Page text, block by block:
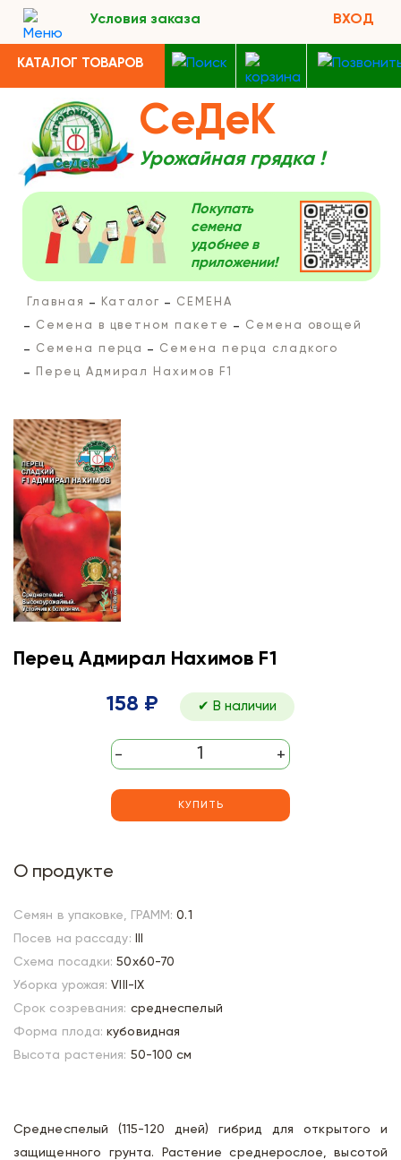
Условия заказа ВХОД
КАТАЛОГ ТОВАРОВ
СеДеК
Урожайная грядка !
Покупать
семена
удобнее в
приложении!
Главная Каталог
СЕМЕНА
Семена в цветном пакете
Семена овощей
Семена перца
Семена перца сладкого
Перец Адмирал Нахимов F1
Перец Адмирал Нахимов F1
158 ₽ ✔ В наличии
- +
КУПИТЬ
О продукте
Семян в упаковке, ГРАММ: 0.1
Посев на рассаду:
Схема посадки: 50х60-70
Уборка урожая: VIII-IX
Срок созревания: среднеспелый
Форма плода: кубовидная
Высота растения: 50-100 см
Среднеспелый (115-120 дней) гибрид для открытого и
защищенного грунта. Растение среднерослое, высотой